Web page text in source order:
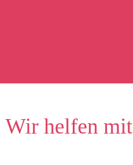
Wir helfen